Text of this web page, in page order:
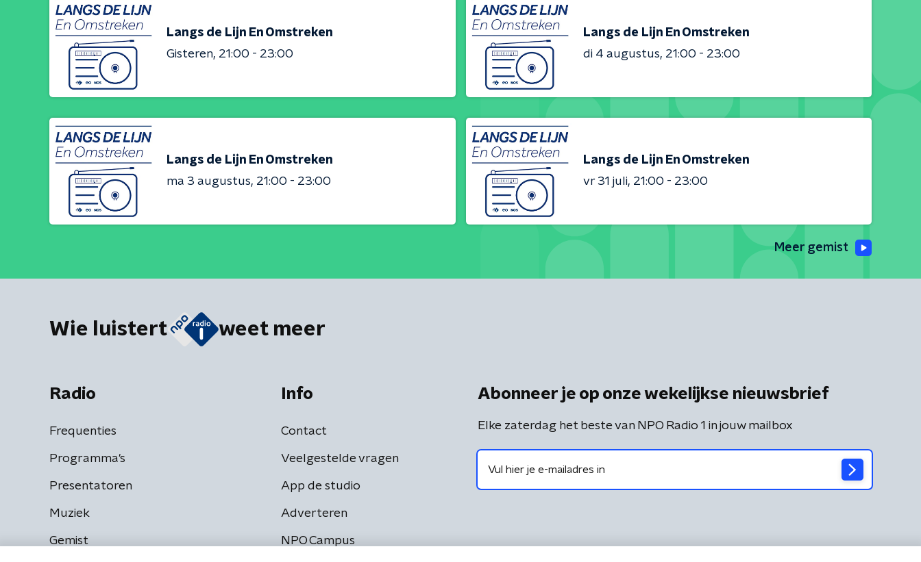
Langs de Lijn En Omstreken
Gisteren 21:00 - 23:00
Langs de Lijn En Omstreken
di 4 augustus 21:00 - 23:00
Langs de Lijn En Omstreken
ma 3 augustus 21:00 - 23:00
Langs de Lijn En Omstreken
vr 31 juli 21:00 - 23:00
Meer gemist
Wie luistert weet meer
Radio
Frequenties
Programma's
Presentatoren
Muziek
Gemist
Info
Contact
Veelgestelde vragen
App de studio
Adverteren
NPO Campus
Abonneer je op onze wekelijkse nieuwsbrief
Elke zaterdag het beste van NPO Radio 1 in jouw mailbox